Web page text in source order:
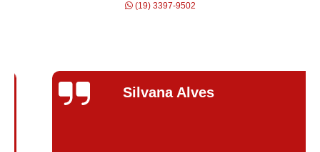
(19) 3397-9502
Silvana Alves